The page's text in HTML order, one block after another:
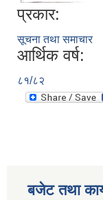
प्रकार:
सूचना तथा समाचार
आर्थिक वर्ष:
८१/८२
बजेट तथा